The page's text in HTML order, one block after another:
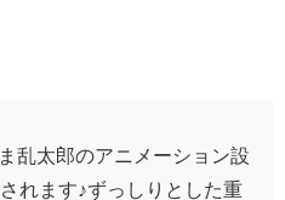
乱太郎のアニメーション設
れます♪ずっしりとした重